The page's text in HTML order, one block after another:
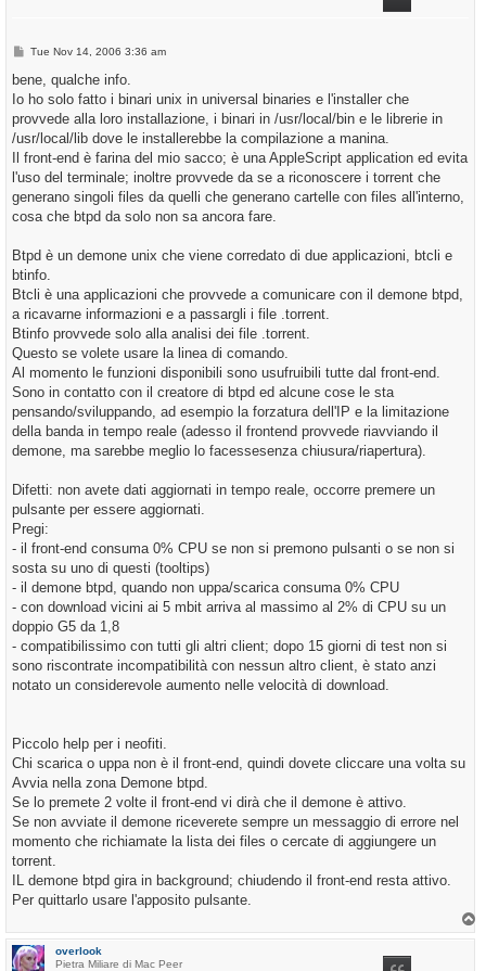
P
s
Tue Nov 14, 2006 3:36 am
bene, qualche info.
Io ho solo fatto i binari unix in universal binaries e l'installer che
provvede alla loro installazione, i binari in /usr/local/bin e le librerie in
/usr/local/lib dove le installerebbe la compilazione a manina.
Il front-end è farina del mio sacco; è una AppleScript application ed evita
l'uso del terminale; inoltre provvede da se a riconoscere i torrent che
generano singoli files da quelli che generano cartelle con files all'interno,
cosa che btpd da solo non sa ancora fare.
Btpd è un demone unix che viene corredato di due applicazioni, btcli e
btinfo.
Btcli è una applicazioni che provvede a comunicare con il demone btpd,
a ricavarne informazioni e a passargli i file .torrent.
Btinfo provvede solo alla analisi dei file .torrent.
Questo se volete usare la linea di comando.
Al momento le funzioni disponibili sono usufruibili tutte dal front-end.
Sono in contatto con il creatore di btpd ed alcune cose le sta
pensando/sviluppando, ad esempio la forzatura dell'IP e la limitazione
della banda in tempo reale (adesso il frontend provvede riavviando il
demone, ma sarebbe meglio lo facessesenza chiusura/riapertura).
Difetti: non avete dati aggiornati in tempo reale, occorre premere un
pulsante per essere aggiornati.
Pregi:
- il front-end consuma 0% CPU se non si premono pulsanti o se non si
sosta su uno di questi (tooltips)
- il demone btpd, quando non uppa/scarica consuma 0% CPU
- con download vicini ai 5 mbit arriva al massimo al 2% di CPU su un
doppio G5 da 1,8
- compatibilissimo con tutti gli altri client; dopo 15 giorni di test non si
sono riscontrate incompatibilità con nessun altro client, è stato anzi
notato un considerevole aumento nelle velocità di download.
Piccolo help per i neofiti.
Chi scarica o uppa non è il front-end, quindi dovete cliccare una volta su
Avvia nella zona Demone btpd.
Se lo premete 2 volte il front-end vi dirà che il demone è attivo.
Se non avviate il demone riceverete sempre un messaggio di errore nel
momento che richiamate la lista dei files o cercate di aggiungere un
torrent.
IL demone btpd gira in background; chiudendo il front-end resta attivo.
Per quittarlo usare l'apposito pulsante.
overlook
Pietra Miliare di Mac Peer